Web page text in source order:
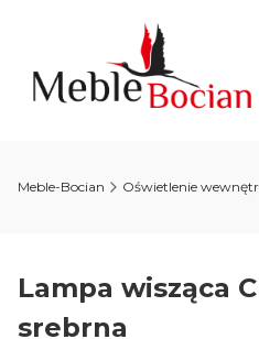
Meble-Bocian Oświetlenie
Lampa wisząca
srebrna